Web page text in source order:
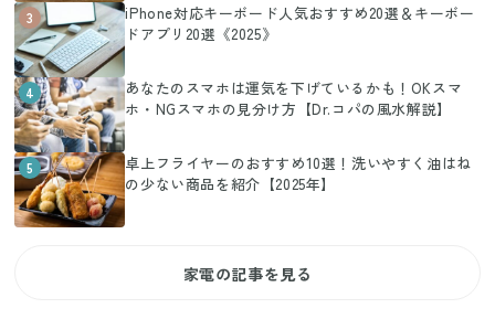
3
iPhone対応キーボード人気おすすめ20選＆キーボー
ドアプリ20選《2025》
4
あなたのスマホは運気を下げているかも！OKスマ
ホ・NGスマホの見分け方【Dr.コパの風水解説】
5
卓上フライヤーのおすすめ10選！洗いやすく油はね
の少ない商品を紹介【2025年】
家電の記事を見る